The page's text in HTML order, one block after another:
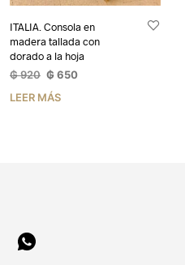
ITALIA. Consola en
madera tallada con
dorado a la hoja
₲920 El
precio
original
₲650El
LEER MÁS